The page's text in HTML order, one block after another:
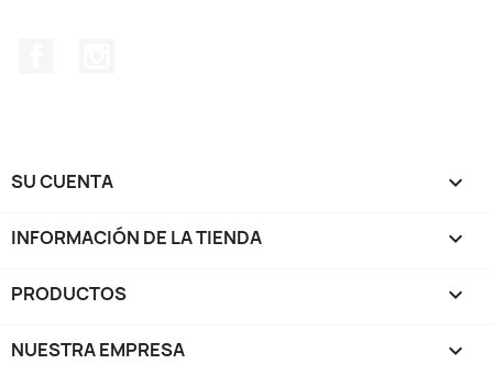
SU CUENTA 
INFORMACIÓN DE LA TIENDA keyboard_arrow_down
PRODUCTOS 
NUESTRA EMPRESA 